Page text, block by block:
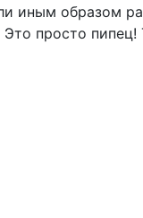
иным образом
просто